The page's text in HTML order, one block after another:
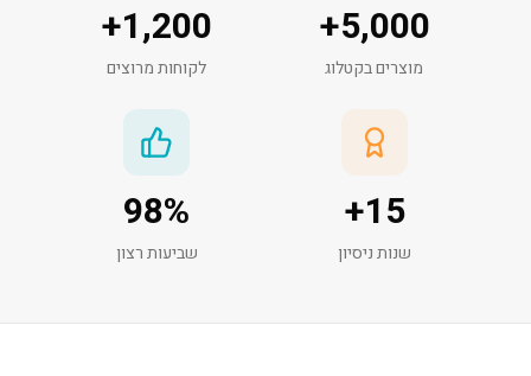
5,000
+
מוצרים בקטלוג
1,200
+
לקוחות מרוצים
15
+
שנות ניסיון
98%
שביעות רצון